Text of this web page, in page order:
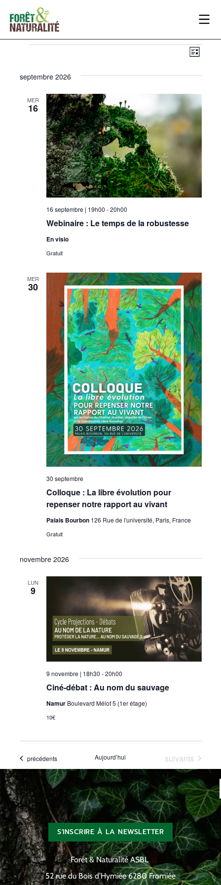
PAR
Liste
septembre 2026
MER
16
Webinaire : Le temps de la robustesse
16 septembre | 19h00 -20h00
En visio
Gratuit
MER
30
Colloque : La libre évolution pour
repenser notre rapport au vivant
30 septembre
Palais Bourbon 126 Rue de l'université, Paris, France
Gratuit
novembre 2026
LUN
9
Ciné-débat : Au nom du sauvage
9 novembre | 18h30 -20h00
Namur Boulevard Mélot 5 (1er étage)
10€
Évènements
précédents Aujourd’hui Évènements
suivants
S'INSCRIRE À LA NEWSLETTER
Forêt & Naturalité ASBL
52 rue du Bois d’Hymiée 6280 Fromiée